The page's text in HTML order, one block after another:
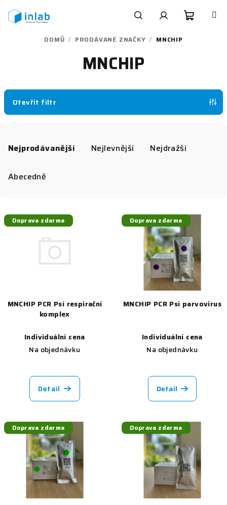
obsah
DOMŮ / PRODÁVANÉ ZNAČKY / MNCHIP
MNCHIP
Otevřít filtr
p
Nejprodávanější Nejlevnější Nejdražší
Abecedně
V
ý Doprava zdarma
MNCHIP PCR Psí respirační
komplex
Individuální cena
Na objednávku
Detail
Doprava zdarma
MNCHIP PCR Psí parvovirus
Individuální cena
Na objednávku
Detail
Doprava zdarma Doprava zdarma